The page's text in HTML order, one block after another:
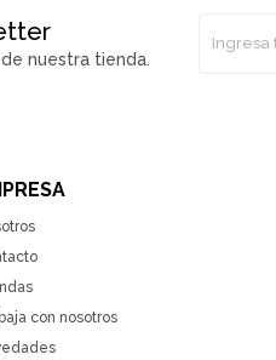
nuestra tienda.
con nosotros